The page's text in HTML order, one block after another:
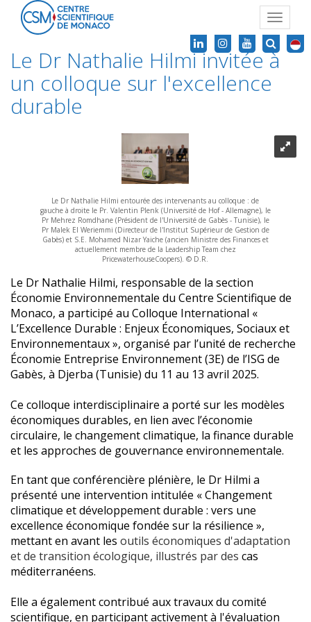
Toggle
Le Dr Nathalie Hilmi invitée à
un colloque sur l'excellence
durable
Le Dr Nathalie Hilmi entourée des intervenants au colloque : de
gauche à droite le Pr. Valentin Plenk (Université de Hof - Allemagne), le
Pr Mehrez Romdhane (Président de l'Université de Gabès - Tunisie), le
Pr Malek El Weriemmi (Directeur de l'Institut Supérieur de Gestion de
Gabès) et S.E. Mohamed Nizar Yaiche (ancien Ministre des Finances et
actuellement membre de la Leadership Team chez
PricewaterhouseCoopers). © D.R.
Le Dr Nathalie Hilmi, responsable de la section
Économie Environnementale du Centre Scientifique de
Monaco, a participé au Colloque International «
L’Excellence Durable : Enjeux Économiques, Sociaux et
Environnementaux », organisé par l’unité de recherche
Économie Entreprise Environnement (3E) de l’ISG de
Gabès, à Djerba (Tunisie) du 11 au 13 avril 2025.
Ce colloque interdisciplinaire a porté sur les modèles
économiques durables, en lien avec l’économie
circulaire, le changement climatique, la finance durable
et les approches de gouvernance environnementale.
En tant que conférencière plénière, le Dr Hilmi a
présenté une intervention intitulée « Changement
climatique et développement durable : vers une
excellence économique fondée sur la résilience »,
mettant en avant les outils économiques d'adaptation
et de transition écologique, illustrés par des cas
méditerranéens.
Elle a également contribué aux travaux du comité
scientifique, en participant activement à l'évaluation